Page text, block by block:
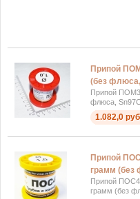
Припой
(без
Припой ПОМ3
флюса,
1.082,0
Припой
грамм (без
Припой
грамм (без